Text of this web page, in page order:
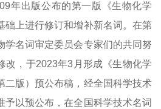
年出版公布的第一版《生物化学
础上进行修订和增补新名词。在第
学名词审定委员会专家们的共同努
改，于2023年3 月形成《生物化学
二版）预公布稿，经全国科学技术
予以预公布，在全国科学技术名词